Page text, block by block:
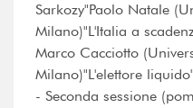
Sarkozy"Paolo Natale
Milano)"L'Italia a
Marco Cacciotto
Milano)"L'elettore liquido"
- Seconda sessione